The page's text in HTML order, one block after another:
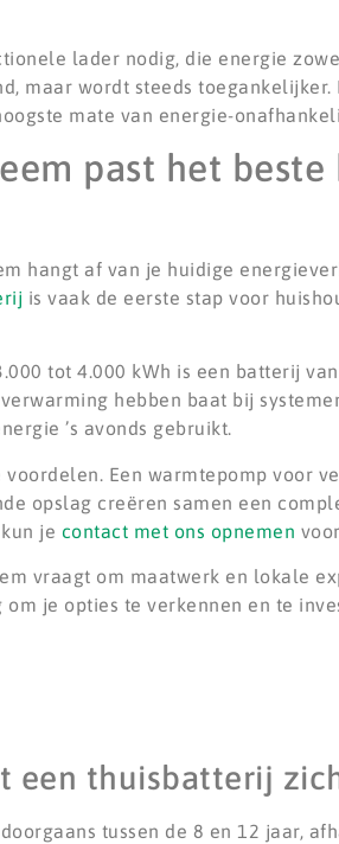
lader nodig, die energie
maar wordt steeds
mate van energie-
past het
hangt af van je huidige
is vaak de eerste stap voor
tot 4.000 kWh is een batterij
hebben baat bij
’s avonds gebruikt.
voordelen. Een warmtepomp voor
opslag creëren samen een
je contact met ons opnemen
vraagt om maatwerk en lokale
je opties te verkennen en te
een thuisbatterij
tussen de 8 en 12 jaar,